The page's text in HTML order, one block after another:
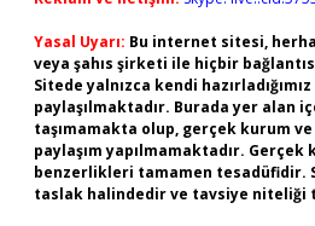
Yasal Uyarı: Bu internet sitesi,
veya şahıs şirketi ile hiçbir
Sitede yalnızca kendi
paylaşılmaktadır. Burada yer alan
taşımamakta olup, gerçek kurum
paylaşım yapılmamaktadır.
benzerlikleri tamamen tesadüfidir.
taslak halindedir ve tavsiye niteliği